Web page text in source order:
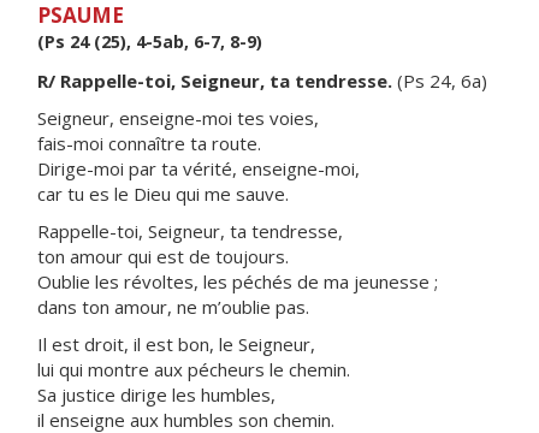
PSAUME
(Ps 24 (25), 4-5ab, 6-7, 8-9)
R/ Rappelle-toi, Seigneur, ta tendresse. (Ps 24, 6a)
Seigneur, enseigne-moi tes voies,
fais-moi connaître ta route.
Dirige-moi par ta vérité, enseigne-moi,
car tu es le Dieu qui me sauve.
Rappelle-toi, Seigneur, ta tendresse,
ton amour qui est de toujours.
Oublie les révoltes, les péchés de ma jeunesse ;
dans ton amour, ne m’oublie pas.
Il est droit, il est bon, le Seigneur,
lui qui montre aux pécheurs le chemin.
Sa justice dirige les humbles,
il enseigne aux humbles son chemin.